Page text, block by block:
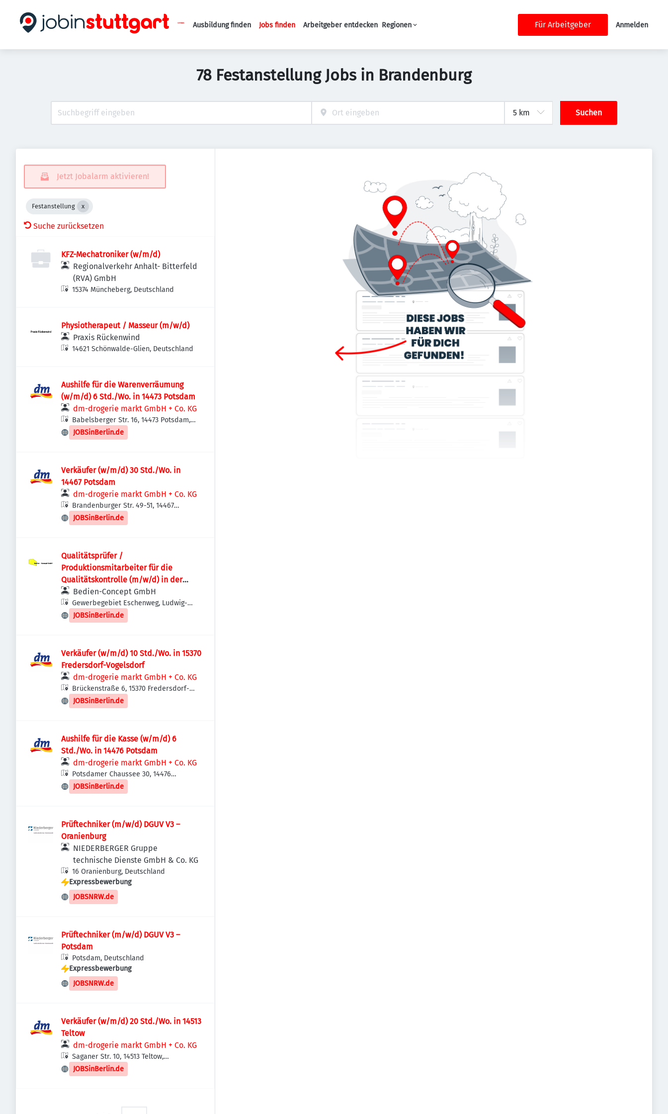
Haupt-Navigation
Ausbildung finden Jobs finden Arbeitgeber entdecken Regionen Für Arbeitgeber Anmelden
78 Festanstellung Jobs in Brandenburg
Suchen
Jetzt Jobalarm aktivieren!
Festanstellung
Suche zurücksetzen
KFZ-Mechatroniker (w/m/d)
Regionalverkehr Anhalt- Bitterfeld
(RVA) GmbH
15374 Müncheberg, Deutschland
Physiotherapeut / Masseur (m/w/d)
Praxis Rückenwind
14621 Schönwalde-Glien, Deutschland
Aushilfe für die Warenverräumung
(w/m/d) 6 Std./Wo. in 14473 Potsdam
dm-drogerie markt GmbH + Co. KG
Babelsberger Str. 16, 14473 Potsdam,
Deutschland
JOBSinBerlin.de
Verkäufer (w/m/d) 30 Std./Wo. in
14467 Potsdam
dm-drogerie markt GmbH + Co. KG
Brandenburger Str. 49-51, 14467
Potsdam, Deutschland
JOBSinBerlin.de
Qualitätsprüfer /
Produktionsmitarbeiter für die
Qualitätskontrolle (m/w/d) in der
Lebensmittelverpackung
Bedien-Concept GmbH
Gewerbegebiet Eschenweg, Ludwig-
Erhard-Ring 20, 15827 Blankenfelde-
Mahlow-Dahlewitz, Deutschland
JOBSinBerlin.de
Verkäufer (w/m/d) 10 Std./Wo. in 15370
Fredersdorf-Vogelsdorf
dm-drogerie markt GmbH + Co. KG
Brückenstraße 6, 15370 Fredersdorf-
Vogelsdorf, Deutschland
JOBSinBerlin.de
Aushilfe für die Kasse (w/m/d) 6
Std./Wo. in 14476 Potsdam
dm-drogerie markt GmbH + Co. KG
Potsdamer Chaussee 30, 14476
Potsdam, Deutschland
JOBSinBerlin.de
Prüftechniker (m/w/d) DGUV V3 –
Oranienburg
NIEDERBERGER Gruppe
technische Dienste GmbH & Co. KG
16 Oranienburg, Deutschland
Expressbewerbung
JOBSNRW.de
Prüftechniker (m/w/d) DGUV V3 –
Potsdam
Potsdam, Deutschland
Expressbewerbung
JOBSNRW.de
Verkäufer (w/m/d) 20 Std./Wo. in 14513
Teltow
dm-drogerie markt GmbH + Co. KG
Saganer Str. 10, 14513 Teltow,
Deutschland
JOBSinBerlin.de